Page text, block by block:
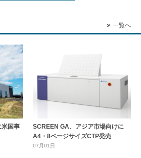
一覧へ
国事
SCREEN GA、アジア市場向けに
A4・8ページサイズCTP発売
07月01日